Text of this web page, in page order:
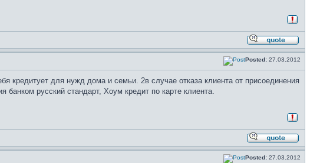
Posted: 27.03.2012
кредитует для нужд дома и семьи. 2в случае отказа клиента от присоединения
банком русский стандарт, Хоум кредит по карте клиента.
Posted: 27.03.2012